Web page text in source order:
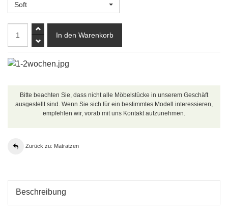
Soft
Bitte beachten Sie, dass nicht alle Möbelstücke in unserem Geschäft
ausgestellt sind. Wenn Sie sich für ein bestimmtes Modell interessieren,
empfehlen wir, vorab mit uns Kontakt aufzunehmen.
Zurück zu: Matratzen
Beschreibung